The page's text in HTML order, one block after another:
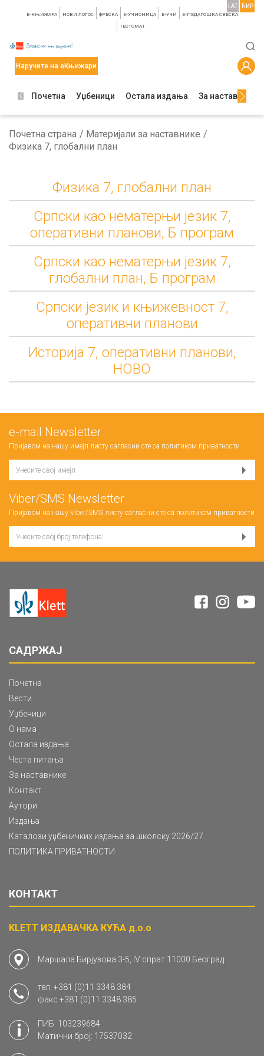
E-КЊИЖАРА НОВИ ЛОГОС ФРЕСКА E-УЧИОНИЦА E-УЧИ Е-ПЕДАГОШКА СВЕСКА
TЕСТОМАТ
LAT ЋИР
Наручите на еКњижари
Почетна Уџбеници Остала издања За наставнике
Почетна страна
Материјали за наставнике
Физика 7, глобални план
Физика 7, глобални план
Српски као нематерњи језик 7,
оперативни планови, Б програм
Српски као нематерњи језик 7,
глобални план, Б програм
Српски језик и књижевност 7,
оперативни планови
Историја 7, оперативни планови,
НОВО
е-mail Newsletter
Пријавом на нашу имејл листу сагласни сте са политиком приватности
Viber/SMS Newsletter
Пријавом на нашу Viber/SMS листу сагласни сте са политиком приватности
САДРЖАЈ
Почетна
Вести
Уџбеници
О нама
Остала издања
Честа питања
За наставнике
Контакт
Аутори
Издања
Каталози уџбеничких издања за школску 2026/27.
ПОЛИТИКА ПРИВАТНОСТИ
КОНТАКТ
KLETT ИЗДАВАЧКА КУЋА д.о.о
Маршала Бирјузова 3-5, IV спрат 11000 Београд
тел. +381 (0)11 3348 384
факс +381 (0)11 3348 385
ПИБ: 103239684
Матични број: 17537032